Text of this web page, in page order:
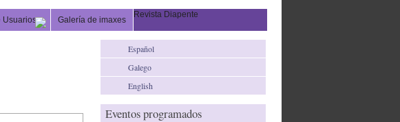
Usuarios Galería de imaxes
Revista Diapente
Español
Galego
English
Eventos programados